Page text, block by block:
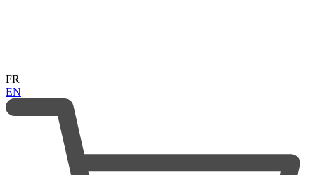
FR
EN